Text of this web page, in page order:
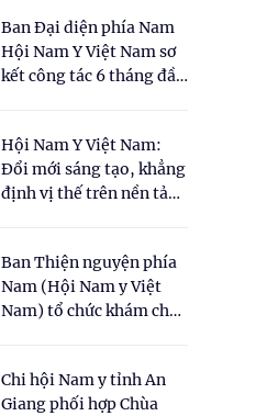
cho Luật Y dược cổ
truyền Việt Nam"
Ban Đại diện phía Nam
Hội Nam Y Việt Nam sơ
kết công tác 6 tháng đầu
Hội Nam Y Việt Nam:
Đổi mới sáng tạo, khẳng
định vị thế trên nền tảng
Ban Thiện nguyện phía
Nam (Hội Nam y Việt
Nam) tổ chức khám chữa
dân tại xã Tân Tập
Chi hội Nam y tỉnh An
Giang phối hợp Chùa